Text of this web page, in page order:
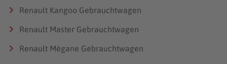
Renault Kangoo Gebrauchtwagen
Renault Master Gebrauchtwagen
Renault Mégane Gebrauchtwagen